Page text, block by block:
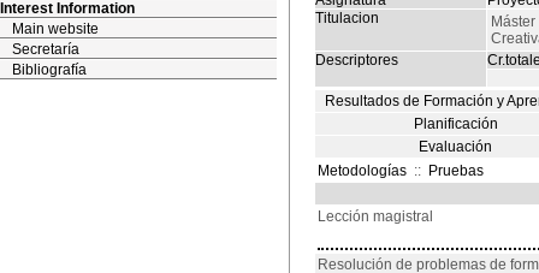
Interest Information
Main website
Secretaría
Bibliografía
Titulacion
Descriptores
Resultados de Formación y
Planificación
Evaluación
Metodologías :: Pruebas
Lección magistral
Resolución de problemas de